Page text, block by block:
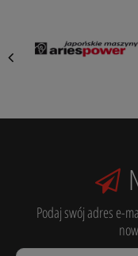
Podaj swój adres e-